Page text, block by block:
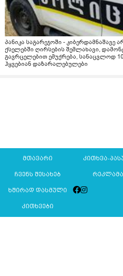
პანიკა საგარეჯოში -
ქსელებში ღირსების შემლახავი,
გავრცელებით ემუქრება, სანაცვლოდ
ჰყვებიან დაზარალებულები
მთავარი კითხვა-
ჩვენს შესახებ რეკლამა
ხშირად დასმული
კითხვები